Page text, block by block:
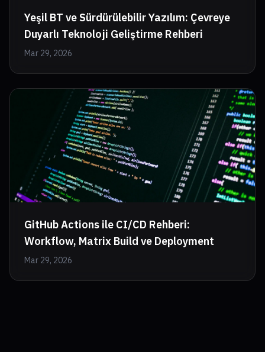
Yeşil BT ve Sürdürülebilir Yazılım: Çevreye
Duyarlı Teknoloji Geliştirme Rehberi
Mar 29, 2026
GitHub Actions ile CI/CD Rehberi:
Workflow, Matrix Build ve Deployment
Mar 29, 2026